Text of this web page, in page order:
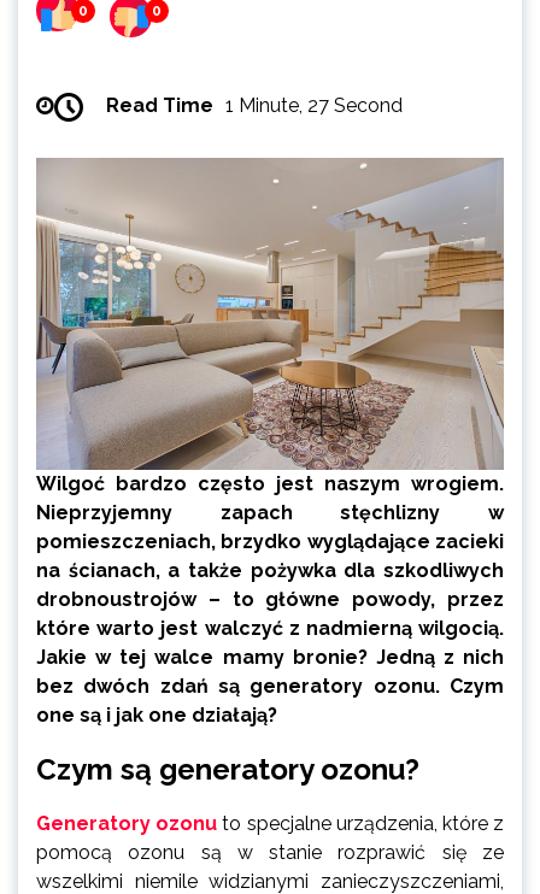
0 0
Read Time 1 Minute, 27 Second
Wilgoć bardzo często jest naszym wrogiem.
Nieprzyjemny zapach stęchlizny w
pomieszczeniach, brzydko wyglądające zacieki
na ścianach, a także pożywka dla szkodliwych
drobnoustrojów – to główne powody, przez
które warto jest walczyć z nadmierną wilgocią.
Jakie w tej walce mamy bronie? Jedną z nich
bez dwóch zdań są generatory ozonu. Czym
one są i jak one działają?
Czym są generatory ozonu?
Generatory ozonu to specjalne urządzenia, które z
pomocą ozonu są w stanie rozprawić się ze
wszelkimi niemile widzianymi zanieczyszczeniami,